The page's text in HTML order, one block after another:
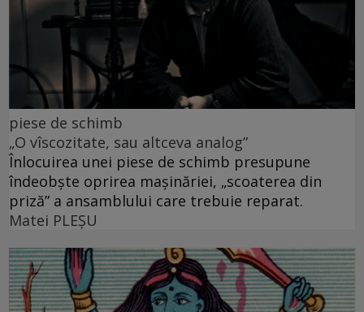
piese de schimb
„O vîscozitate, sau altceva analog”
Înlocuirea unei piese de schimb presupune
îndeobște oprirea mașinăriei, „scoaterea din
priză” a ansamblului care trebuie reparat.
Matei PLEŞU